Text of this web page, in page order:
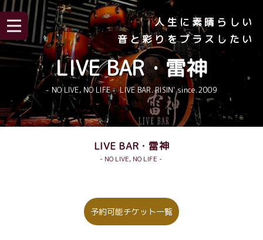
人生に素晴らしい
音と彩りをプラスしたい
LIVE BAR・雷神
- NO LIVE, NO LIFE - LIVE BAR. RISIN' since.2009
LIVE BAR・雷神
- NO LIVE, NO LIFE -
予約可能チケット一覧